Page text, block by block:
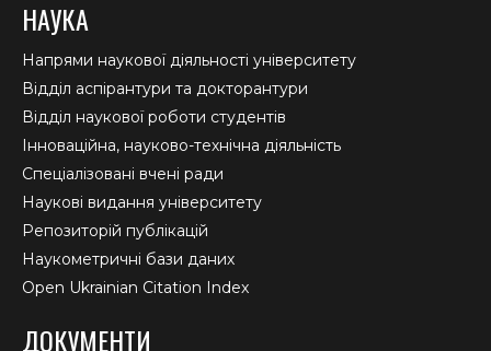
НАУКА
Напрями наукової діяльності університету
Відділ аспірантури та докторантури
Відділ наукової роботи студентів
Інноваційна, науково-технічна діяльність
Спеціалізовані вчені ради
Наукові видання університету
Репозиторій публікацій
Наукометричні бази даних
Open Ukrainian Citation Index
ДОКУМЕНТИ